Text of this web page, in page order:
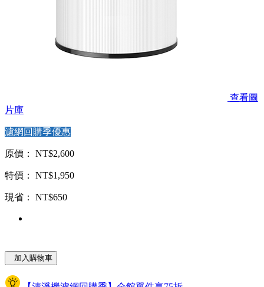
查看圖
片庫
濾網回購季優惠
原價： NT$2,600
特價： NT$1,950
現省： NT$650
加入購物車